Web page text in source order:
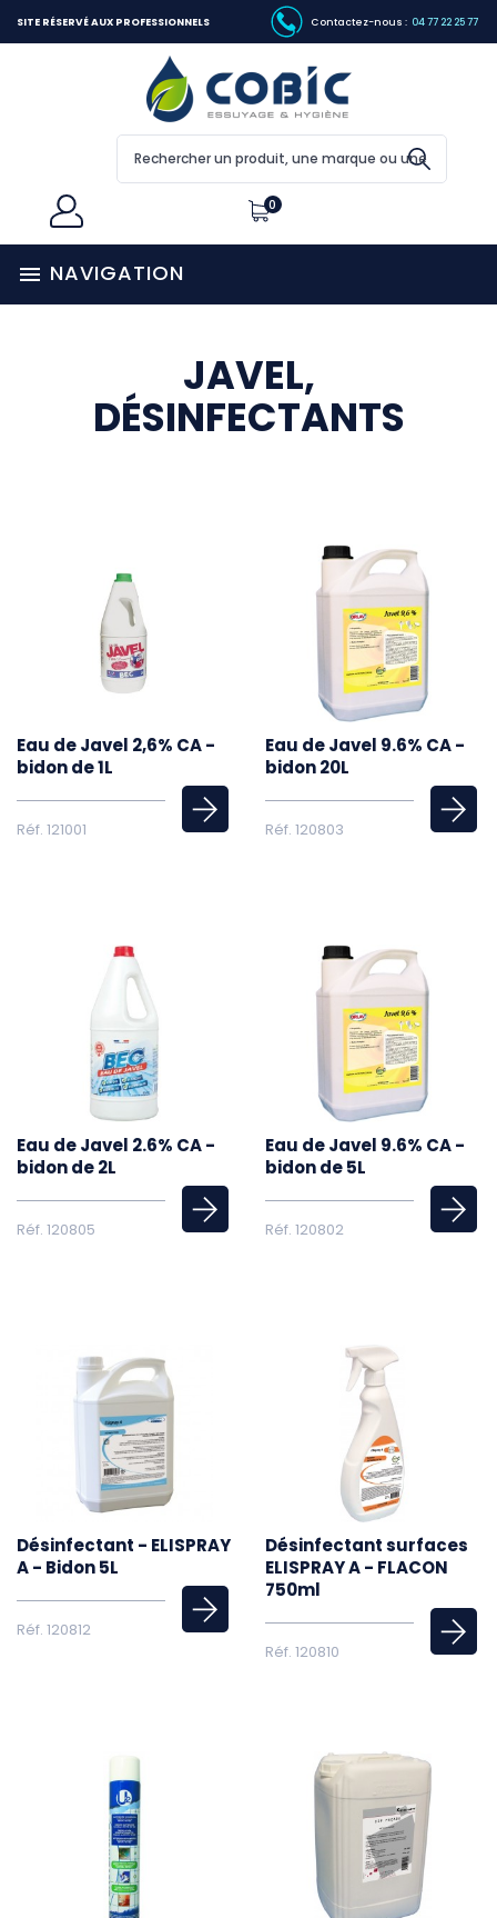
SITE RÉSERVÉ AUX PROFESSIONNELS Contactez-nous : 04 77 22 25 77
0
 NAVIGATION
JAVEL,
DÉSINFECTANTS
Eau de Javel 2,6% CA -
bidon de 1L
Réf. 121001
Eau de Javel 9.6% CA -
bidon 20L
Réf. 120803
Eau de Javel 2.6% CA -
bidon de 2L
Réf. 120805
Eau de Javel 9.6% CA -
bidon de 5L
Réf. 120802
Désinfectant - ELISPRAY
A - Bidon 5L
Réf. 120812
Désinfectant surfaces
ELISPRAY A - FLACON
750ml
Réf. 120810